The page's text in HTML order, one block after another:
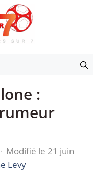
:
· Modifié le 21 juin
Levy